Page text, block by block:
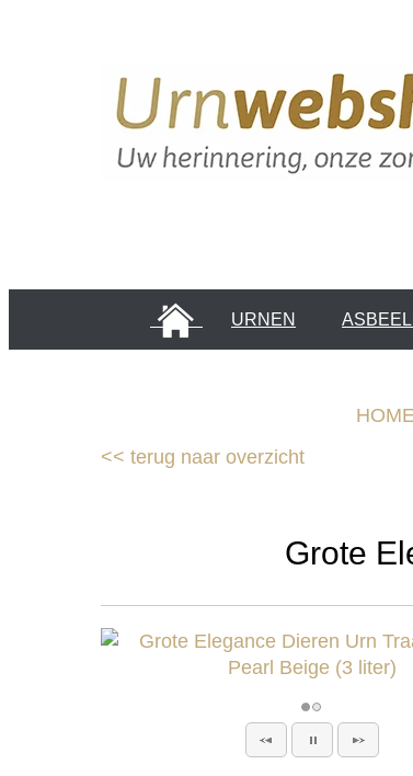
HOME URNEN
<< terug naar overzicht
Grote